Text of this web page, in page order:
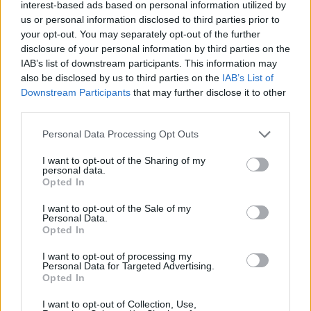
interest-based ads based on personal information utilized by
us or personal information disclosed to third parties prior to
your opt-out. You may separately opt-out of the further
disclosure of your personal information by third parties on the
IAB’s list of downstream participants. This information may
also be disclosed by us to third parties on the IAB’s List of
Downstream Participants that may further disclose it to other
Personal Data Processing Opt Outs
I want to opt-out of the Sharing of my
personal data.
Opted In
I want to opt-out of the Sale of my
Personal Data.
Opted In
I want to opt-out of processing my
Personal Data for Targeted Advertising.
Opted In
I want to opt-out of Collection, Use,
Ja grāmatu nepietiek visiem, skola var tās atstāt
klasē. Stundā bērni strādā ar kopīgo grāmatu
komplektu, dienas beigās grāmatas paliek skolā, un
to pašu komplektu izmanto cita klase. Tas īslaicīgi
mazina trūkumu, taču mājās bērnam vairs nav
uzdevumu. Jaunākajās klasēs grāmatas trūkums
burtnīcā, darba lapā vai e-klasē parasti redzama
tikai daļa no stundā apgūtā: uzdevums, atbilde vai
skolotāja norāde. Pilns skaidrojums ar piemēriem tur
bieži vairs nav redzams.
Digitālie rīki nevar aizstāt visu